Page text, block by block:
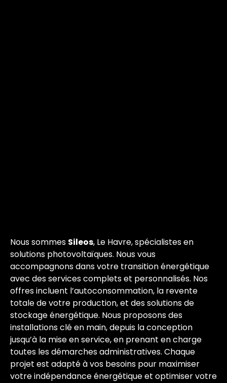
Nous sommes Sileos, Le Havre, spécialistes en
solutions photovoltaïques. Nous vous
accompagnons dans votre transition énergétique
avec des services complets et personnalisés. Nos
offres incluent l’autoconsommation, la revente
totale de votre production, et des solutions de
stockage énergétique. Nous proposons des
installations clé en main, depuis la conception
jusqu’à la mise en service, en prenant en charge
toutes les démarches administratives. Chaque
projet est adapté à vos besoins pour maximiser
votre indépendance énergétique et optimiser votre